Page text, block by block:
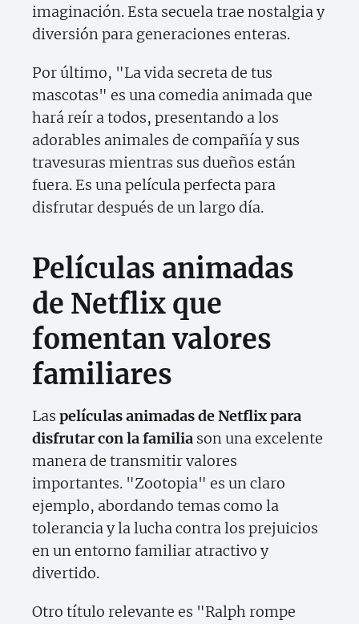
imaginación. Esta secuela trae nostalgia y
diversión para generaciones enteras.
Por último, "La vida secreta de tus
mascotas" es una comedia animada que
hará reír a todos, presentando a los
adorables animales de compañía y sus
travesuras mientras sus dueños están
fuera. Es una película perfecta para
disfrutar después de un largo día.
Películas animadas
de Netflix que
fomentan valores
familiares
Las películas animadas de Netflix para
disfrutar con la familia son una excelente
manera de transmitir valores
importantes. "Zootopia" es un claro
ejemplo, abordando temas como la
tolerancia y la lucha contra los prejuicios
en un entorno familiar atractivo y
divertido.
Otro título relevante es "Ralph rompe